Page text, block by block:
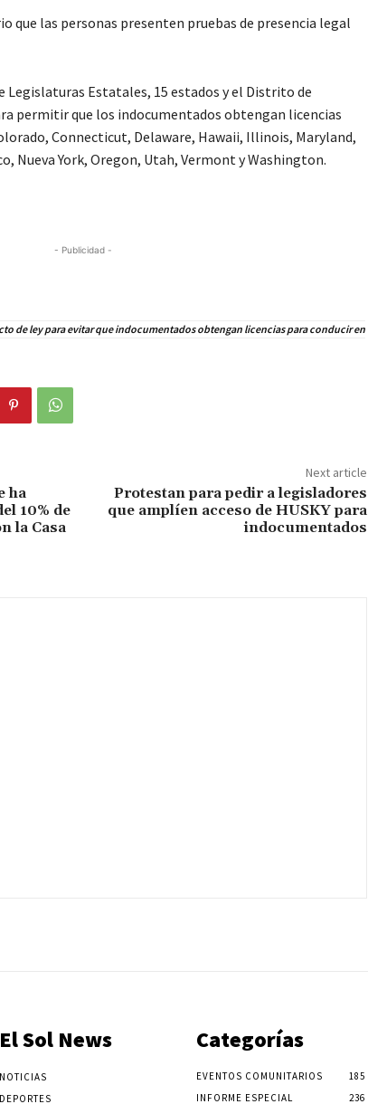
que las personas presenten pruebas de presencia legal
Legislaturas Estatales, 15 estados y el Distrito de
permitir que los indocumentados obtengan licencias
Connecticut, Delaware, Hawaii, Illinois, Maryland,
Nueva York, Oregon, Utah, Vermont y Washington.
- Publicidad -
de ley para evitar que indocumentados obtengan licencias para conducir en
ha
10% de
la Casa
Next article
Protestan para pedir a legisladores
que amplíen acceso de HUSKY para
indocumentados
El Sol News
NOTICIAS
DEPORTES
Categorías
EVENTOS COMUNITARIOS
185
INFORME ESPECIAL
236